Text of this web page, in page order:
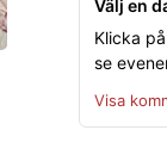
Välj en
Klicka
se
Visa